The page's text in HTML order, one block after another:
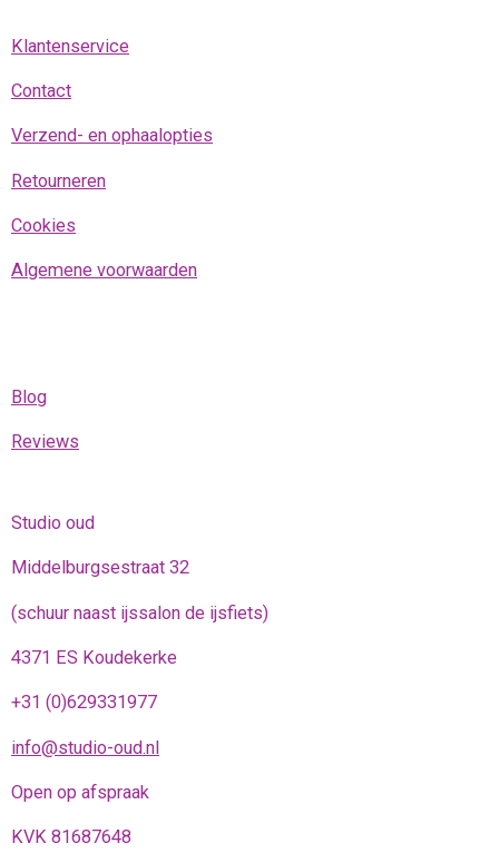
Klantenservice
Contact
Verzend- en ophaalopties
Retourneren
Cookies
Algemene voorwaarden
Blog
Reviews
Studio oud
Middelburgsestraat 32
(schuur naast ijssalon de ijsfiets)
4371 ES Koudekerke
+31 (0)629331977
info@studio-oud.nl
Open op afspraak
KVK 81687648